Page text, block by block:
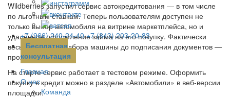
+7 (966) 240-24-40 +7 (843) 203-20-83
Бесплатная
консультация
Главная
О нас
Команда
Wildberries запустил сервис автокредитования — в том числе
по льготным ставкам. Теперь пользователям доступен не
только выбор автомобиля на витрине маркетплейса, но и
удалённое оформление займа на его покупку. Фактически
весь путь — от подбора машины до подписания документов —
проходит онлайн.
На старте сервис работает в тестовом режиме. Оформить
покупку в кредит можно в разделе «Автомобили» в веб-версии
площадки.